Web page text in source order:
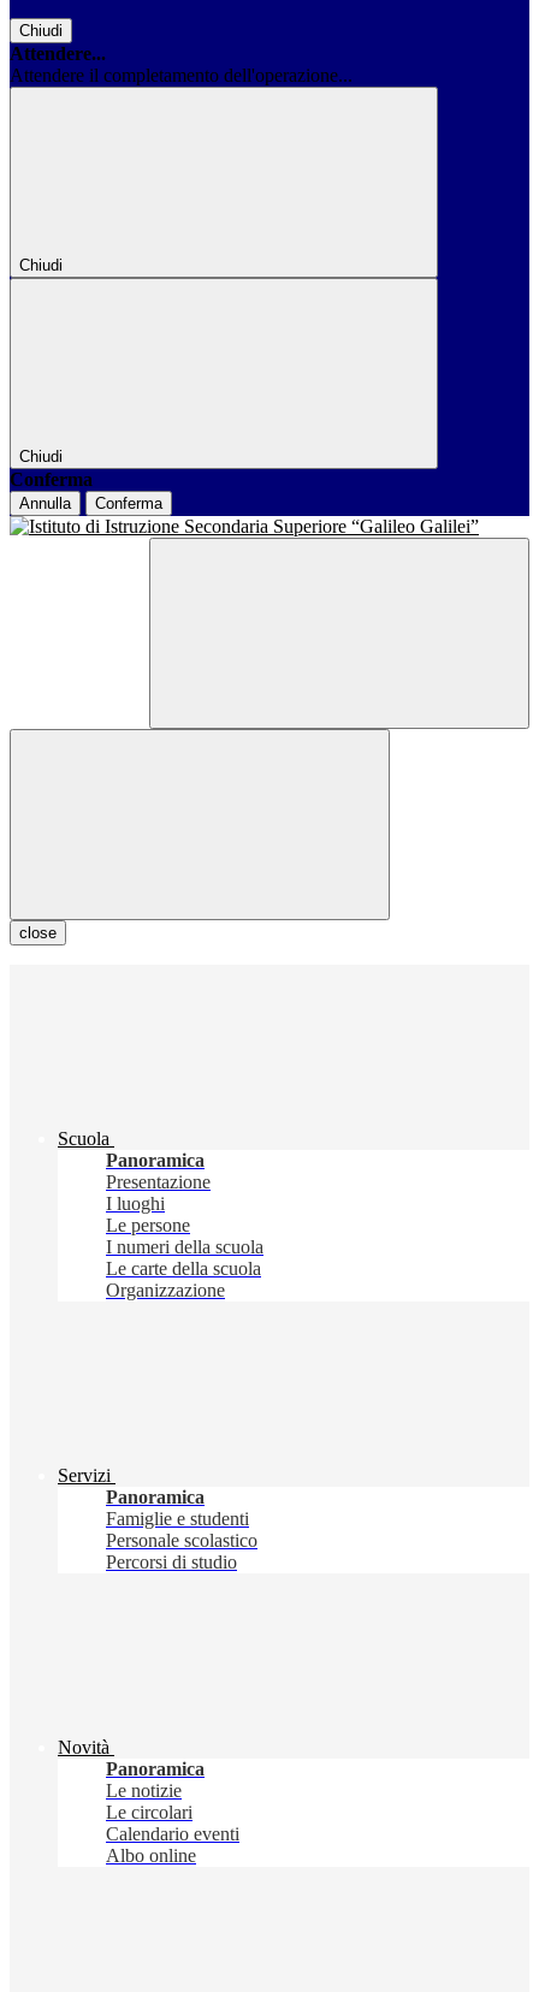
Chiudi
Attendere...
Attendere il completamento dell'operazione...
Chiudi
Chiudi
Conferma
Annulla Conferma
close
Scuola
Panoramica
Presentazione
I luoghi
Le persone
I numeri della scuola
Le carte della scuola
Organizzazione
Servizi
Panoramica
Famiglie e studenti
Personale scolastico
Percorsi di studio
Novità
Panoramica
Le notizie
Le circolari
Calendario eventi
Albo online